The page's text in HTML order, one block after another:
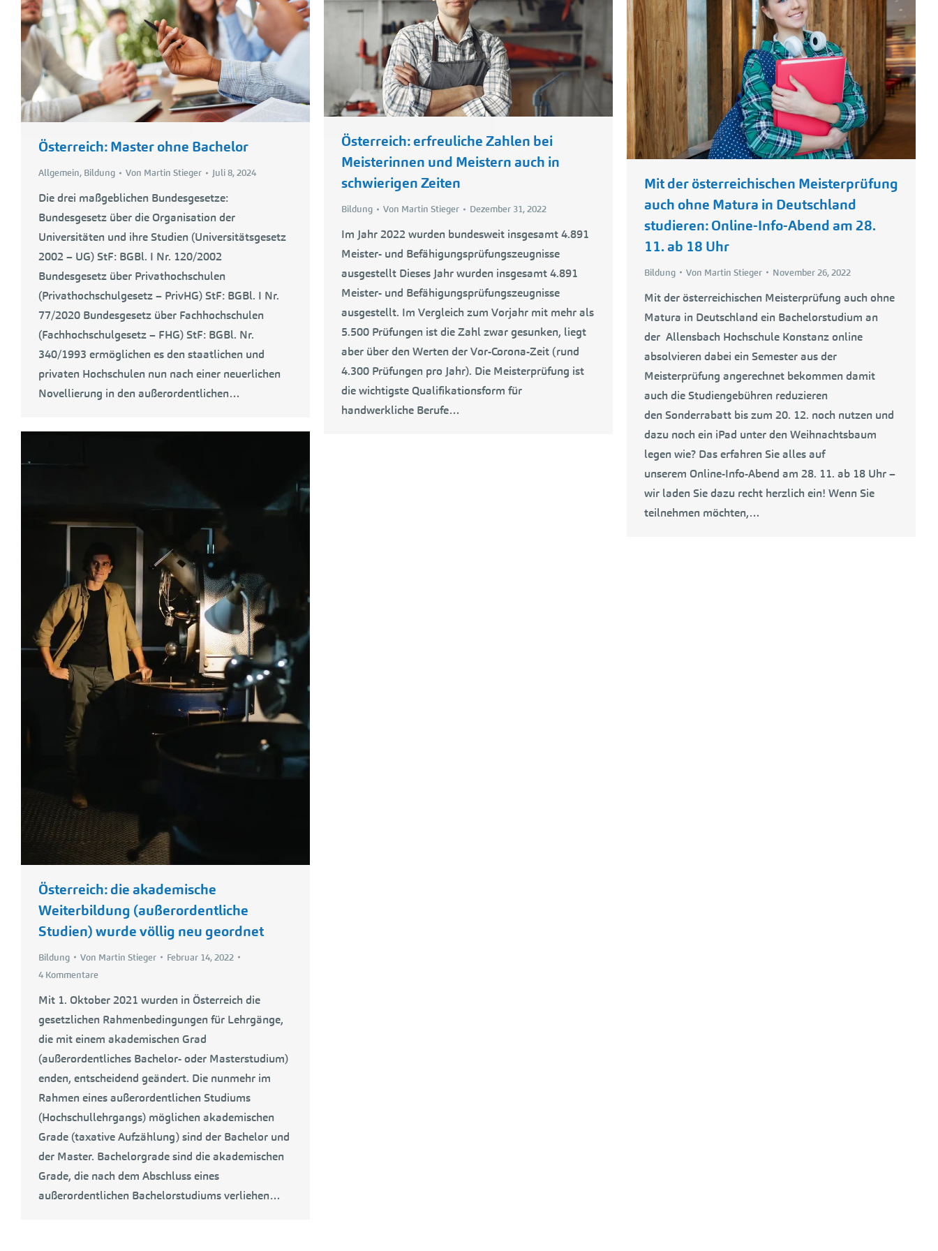
Österreich: Master ohne Bachelor
Allgemein, Bildung Von Martin Stieger Juli 8, 2024
Die drei maßgeblichen Bundesgesetze:
Bundesgesetz über die Organisation der
Universitäten und ihre Studien (Universitätsgesetz
2002 – UG) StF: BGBl. I Nr. 120/2002
Bundesgesetz über Privathochschulen
(Privathochschulgesetz – PrivHG) StF: BGBl. I Nr.
77/2020 Bundesgesetz über Fachhochschulen
(Fachhochschulgesetz – FHG) StF: BGBl. Nr.
340/1993 ermöglichen es den staatlichen und
privaten Hochschulen nun nach einer neuerlichen
Novellierung in den außerordentlichen…
Österreich: erfreuliche Zahlen bei
Meisterinnen und Meistern auch in
schwierigen Zeiten
Bildung Von Martin Stieger Dezember 31, 2022
Im Jahr 2022 wurden bundesweit insgesamt 4.891
Meister- und Befähigungsprüfungszeugnisse
ausgestellt Dieses Jahr wurden insgesamt 4.891
Meister- und Befähigungsprüfungszeugnisse
ausgestellt. Im Vergleich zum Vorjahr mit mehr als
5.500 Prüfungen ist die Zahl zwar gesunken, liegt
aber über den Werten der Vor-Corona-Zeit (rund
4.300 Prüfungen pro Jahr). Die Meisterprüfung ist
die wichtigste Qualifikationsform für
handwerkliche Berufe…
Mit der österreichischen Meisterprüfung
auch ohne Matura in Deutschland
studieren: Online-Info-Abend am 28.
11. ab 18 Uhr
Bildung Von Martin Stieger November 26, 2022
Mit der österreichischen Meisterprüfung auch ohne
Matura in Deutschland ein Bachelorstudium an
der Allensbach Hochschule Konstanz online
absolvieren dabei ein Semester aus der
Meisterprüfung angerechnet bekommen damit
auch die Studiengebühren reduzieren
den Sonderrabatt bis zum 20. 12. noch nutzen und
dazu noch ein iPad unter den Weihnachtsbaum
legen wie? Das erfahren Sie alles auf
unserem Online-Info-Abend am 28. 11. ab 18 Uhr –
wir laden Sie dazu recht herzlich ein! Wenn Sie
teilnehmen möchten,…
Österreich: die akademische
Weiterbildung (außerordentliche
Studien) wurde völlig neu geordnet
Bildung Von Martin Stieger
Februar 14, 2022
4 Kommentare
Mit 1. Oktober 2021 wurden in Österreich die
gesetzlichen Rahmenbedingungen für Lehrgänge,
die mit einem akademischen Grad
(außerordentliches Bachelor- oder Masterstudium)
enden, entscheidend geändert. Die nunmehr im
Rahmen eines außerordentlichen Studiums
(Hochschullehrgangs) möglichen akademischen
Grade (taxative Aufzählung) sind der Bachelor und
der Master. Bachelorgrade sind die akademischen
Grade, die nach dem Abschluss eines
außerordentlichen Bachelorstudiums verliehen…